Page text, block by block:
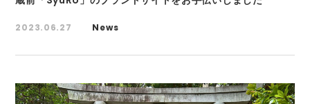
2023.06.27 News